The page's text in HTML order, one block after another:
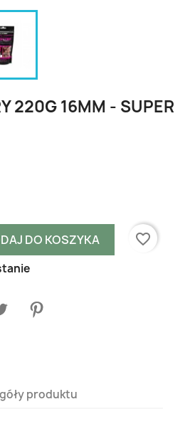
220G 16MM - SUPER
DO KOSZYKA
favorite_border
produktu